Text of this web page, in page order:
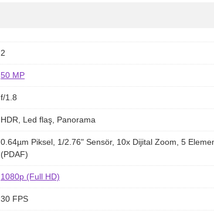
2
50 MP
f/1.8
HDR, Led flaş, Panorama
0.64µm Piksel, 1/2.76" Sensör, 10x Dijital Zoom, 5
(PDAF)
1080p (Full HD)
30 FPS